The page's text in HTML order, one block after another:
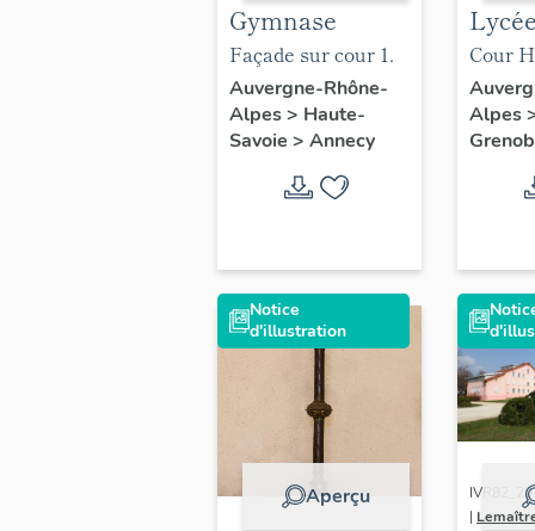
Gymnase
Façade sur cour 1.
Auvergne-Rhône-
Alpes> Haute-
Savoie > Annecy
lycée
Cour
Alpes
Notice
d'illustration
Aperçu
|